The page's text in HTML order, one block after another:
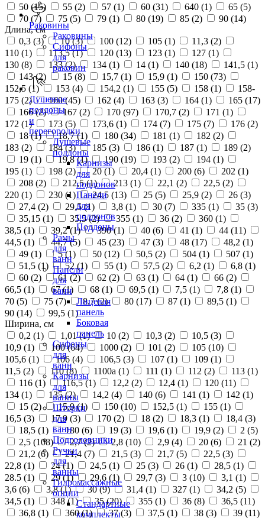
Раковины
Раковины
Сифоны
для
раковин
Душевые
поддоны
и
перегородки
Душевые
поддоны
Карнизы
для
поддонов
Панели
для
поддонов
Поддоны
Рамы
для
ванн
Панели
для
ванн
Лицевая
панель
Боковая
панель
Сифоны
для
ванн
Карнизы
для
ванны
Шторки
для
ванн
Подголовники
Ручки
для
ванны
Гидромассажные
опции
Стандартные
комплекты
50 (15) 55 (2) 57 (1) 60 (31) 640 (1) 65 (5)
70 (7) 75 (5) 79 (1) 80 (19) 85 (2) 90 (14)
Длина, см
0,3 (3) 10 (3) 100 (12) 105 (1) 11,3 (2)
110 (1) 113,5 (1) 120 (13) 123 (1) 127 (1)
130 (8) 133 (2) 134 (1) 14 (1) 140 (18) 141,5 (1)
143 (2) 15 (8) 15,7 (1) 15,9 (1) 150 (73)
152,5 (1) 153 (4) 154,2 (1) 155 (5) 158 (1)
158-
175 (2) 160 (45) 162 (4) 163 (3) 164 (1) 165 (17)
166 (2) 167 (2) 170 (97) 170,7 (2) 171 (1)
172 (1) 173 (5) 173,6 (1) 174 (7) 175 (7) 176 (2)
18 (1) 18,7 (1) 180 (34) 181 (1) 182 (2)
183 (2) 184 (3) 185 (3) 186 (1) 187 (1) 189 (2)
19 (1) 19,8 (1) 190 (19) 193 (2) 194 (1)
195 (1) 198 (2) 20 (1) 20,4 (1) 200 (6) 202 (1)
208 (2) 212,5 (1) 213 (1) 22,1 (2) 22,5 (2)
220 (1) 230 (1) 24,5 (13) 25 (5) 25,9 (2) 26 (3)
27,4 (2) 29,5 (1) 3,8 (1) 30 (7) 335 (1) 35 (3)
35,15 (1) 35,5 (2) 355 (1) 36 (2) 360 (1)
38,5 (1) 39,2 (1) 390 (1) 40 (6) 41 (1) 44 (11)
44,5 (1) 44,7 (5) 45 (23) 47 (3) 48 (17) 48,2 (1)
49 (1) 5 (1) 50 (12) 50,5 (2) 504 (1) 507 (1)
51,5 (1) 52 (1) 55 (1) 57,5 (2) 6,2 (1) 6,8 (1)
60 (2) 61 (2) 62 (2) 63 (1) 64 (1) 66 (2)
66,5 (1) 67 (1) 68 (1) 69,5 (1) 7,5 (1) 7,8 (1)
70 (5) 75 (7) 8,7 (2) 80 (17) 87 (1) 89,5 (1)
90 (14) 99,5 (1)
Ширина, см
0,2 (1) 1,01 (1) 10 (2) 10,3 (2) 10,5 (3)
10,9 (1) 100 (64) 1000 (2) 101 (2) 105 (10)
105,6 (1) 106 (4) 106,5 (3) 107 (1) 109 (1)
11,5 (2) 110 (8) 1100а (1) 111 (1) 112 (2) 113 (1)
116 (1) 116,5 (1) 12,2 (2) 12,4 (1) 120 (11)
134 (1) 135 (2) 14,2 (4) 140 (6) 141 (1) 142 (1)
15 (2) 15,9 (1) 150 (10) 152,5 (1) 155 (1)
16,5 (3) 17,9 (3) 170 (2) 18 (2) 18,3 (1) 18,4 (3)
18,5 (1) 180 (6) 19 (3) 19,6 (1) 19,9 (2) 2 (5)
2,5 (108) 2,7 (2) 2,8 (10) 2,9 (4) 20 (6) 21 (2)
21,2 (6) 21,4 (7) 21,5 (3) 21,7 (5) 22,5 (3)
22,8 (1) 24 (1) 24,5 (1) 25 (3) 26 (1) 28,5 (1)
28.5 (1) 29 (1) 29,6 (1) 29,7 (3) 3 (10) 3,1 (1)
3,6 (6) 3,8 (1) 30 (9) 31,4 (1) 327 (1) 34,2 (5)
34,5 (1) 348 (1) 35 (20) 355 (1) 36 (8) 36,5 (11)
36,8 (1) 360 (1) 37 (3) 37,5 (1) 38 (3) 39 (11)